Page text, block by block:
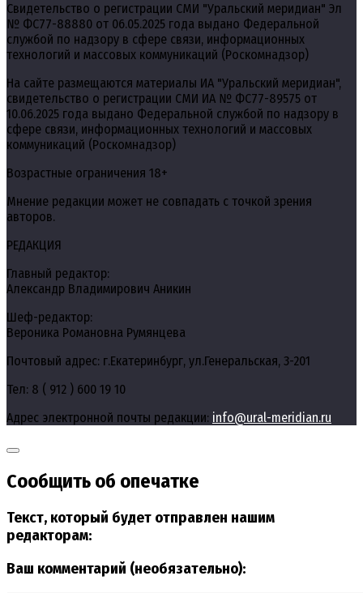
Свидетельство о регистрации СМИ "Уральский меридиан" Эл
№ ФС77-88880 от 06.05.2025 года выдано Федеральной
службой по надзору в сфере связи, информационных
технологий и массовых коммуникаций (Роскомнадзор)
На сайте размещаются материалы ИА "Уральский меридиан",
свидетельство о регистрации СМИ ИА № ФС77-89575 от
10.06.2025 года выдано Федеральной службой по надзору в
сфере связи, информационных технологий и массовых
коммуникаций (Роскомнадзор)
Возрастные ограничения 18+
Мнение редакции может не совпадать с точкой зрения
авторов.
РЕДАКЦИЯ
Главный редактор:
Александр Владимирович Аникин
Шеф-редактор:
Вероника Романовна Румянцева
Почтовый адрес: г.Екатеринбург, ул.Генеральская, 3-201
Тел: 8 ( 912 ) 600 19 10
Адрес электронной почты редакции: info@ural-meridian.ru
Сообщить об опечатке
Текст, который будет отправлен нашим
редакторам:
Ваш комментарий (необязательно):